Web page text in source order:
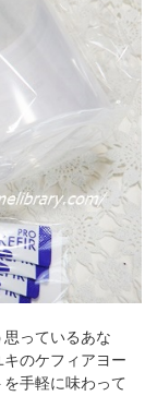
っているあな
のケフィアヨー
手軽に味わって